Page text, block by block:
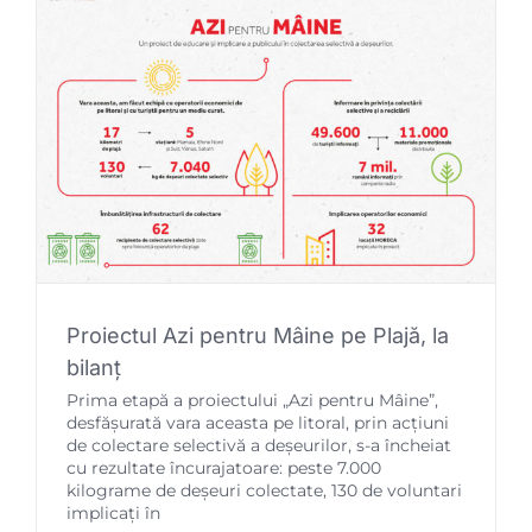
Proiectul Azi pentru Mâine pe Plajă, la
bilanț
Prima etapă a proiectului „Azi pentru Mâine”,
desfășurată vara aceasta pe litoral, prin acțiuni
de colectare selectivă a deșeurilor, s-a încheiat
cu rezultate încurajatoare: peste 7.000
kilograme de deșeuri colectate, 130 de voluntari
implicați în